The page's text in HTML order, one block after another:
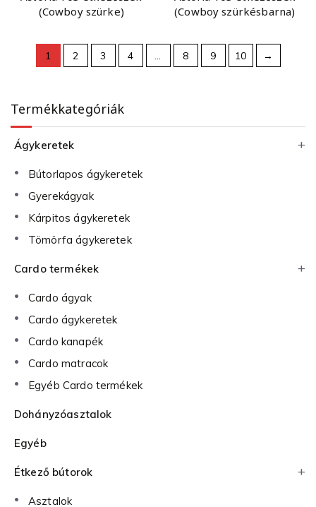
(Cowboy szürke)
(Cowboy szürkésbarna)
1 2 3 4 … 8 9 10 →
Termékkategóriák
Ágykeretek
Bútorlapos ágykeretek
Gyerekágyak
Kárpitos ágykeretek
Tömörfa ágykeretek
Cardo termékek
Cardo ágyak
Cardo ágykeretek
Cardo kanapék
Cardo matracok
Egyéb Cardo termékek
Dohányzóasztalok
Egyéb
Étkező bútorok
Asztalok